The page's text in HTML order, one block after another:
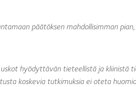
päätöksen mahdollisimman
hyödyttävän tieteellistä ja kliinistä
koskevia tutkimuksia ei oteta